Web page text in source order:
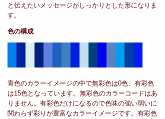
と伝えたいメッセージがしっかりとした形になりま
す。
色の構成
青色のカラーイメージの中で無彩色は0色、有彩色
は15色となっています。無彩色のカラーコードはあ
りません。有彩色だけになるので色味の強い弱いに
関わらず彩りが豊富なカラーイメージです。有彩色